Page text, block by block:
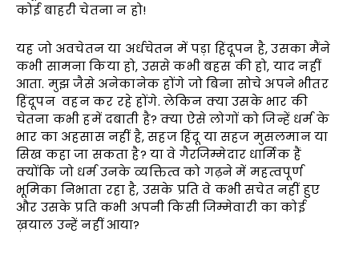
कोई बाहरी चेतना न हो!
यह जो अवचेतन या अर्धचेतन में पड़ा हिंदूपन है, उसका मैंने
कभी सामना किया हो, उससे कभी बहस की हो, याद नहीं
आता. मुझ जैसे अनेकानेक होंगे जो बिना सोचे अपने भीतर
हिंदूपन वहन कर रहे होंगे. लेकिन क्या उसके भार की
चेतना कभी हमें दबाती है? क्या ऐसे लोगों को जिन्हें धर्म के
भार का अहसास नहीं है, सहज हिंदू या सहज मुसलमान या
सिख कहा जा सकता है? या वे गैरजिम्मेदार धार्मिक हैं
क्योंकि जो धर्म उनके व्यक्तित्व को गढ़ने में महत्वपूर्ण
भूमिका निभाता रहा है, उसके प्रति वे कभी सचेत नहीं हुए
और उसके प्रति कभी अपनी किसी जिम्मेवारी का कोई
ख़याल उन्हें नहीं आया?